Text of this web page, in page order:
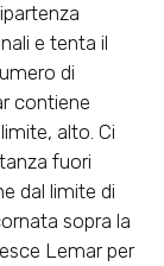
e tenta il
di
contiene
alto. Ci
fuori
dal limite di
sopra la
Lemar per